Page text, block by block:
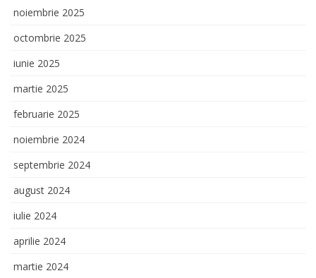
noiembrie 2025
octombrie 2025
iunie 2025
martie 2025
februarie 2025
noiembrie 2024
septembrie 2024
august 2024
iulie 2024
aprilie 2024
martie 2024